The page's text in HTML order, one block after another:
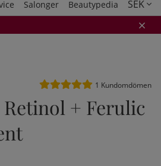
Salonger Beautypedia SEK
Medelbetyg 5 av 5 Antal
1 Kundomdömen
+ Ferulic